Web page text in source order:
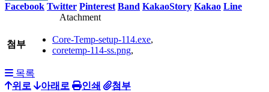
Facebook Twitter Pinterest Band KakaoStory Kakao Line
Atachment
첨부 Core-Temp-setup-114.exe,
coretemp-114-ss.png,
목록
위로
아래로 인쇄
첨부